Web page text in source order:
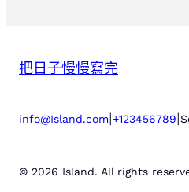
把日子慢慢寫完
info@Island.com +123456789
© 2026 Island. All rights